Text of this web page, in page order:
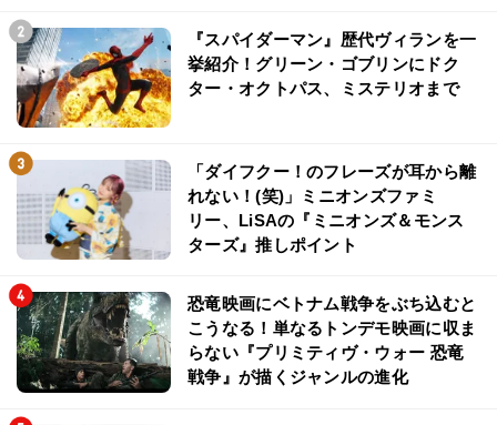
『スパイダーマン』歴代ヴィランを一
挙紹介！グリーン・ゴブリンにドク
ター・オクトパス、ミステリオまで
「ダイフクー！のフレーズが耳から離
れない！(笑)」ミニオンズファミ
リー、LiSAの『ミニオンズ＆モンス
ターズ』推しポイント
恐竜映画にベトナム戦争をぶち込むと
こうなる！単なるトンデモ映画に収ま
らない『プリミティヴ・ウォー 恐竜
戦争』が描くジャンルの進化